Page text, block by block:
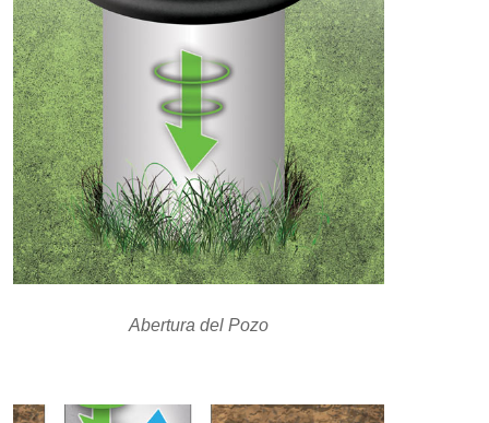
Abertura del Pozo